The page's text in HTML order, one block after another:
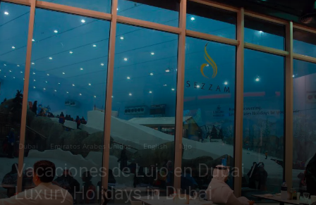
Thru
My
Eyes
Dubai Emiratos Arabes Unidos English lujo
Vacaciones de Lujo en Dubai /
Luxury Holidays in Dubai